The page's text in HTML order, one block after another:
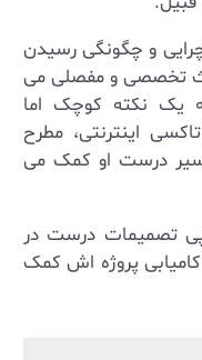
و چگونگی رسیدن
تخصصی و مفصلی می
یک نکته کوچک اما
اینترنتی، مطرح
درست او کمک می
تصمیمات درست در
پروژه اش کمک